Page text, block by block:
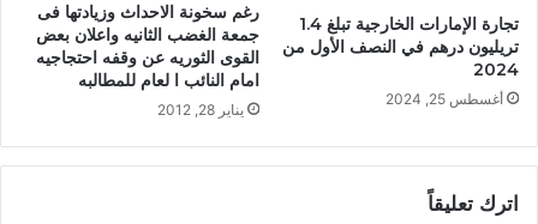
تجارة الإمارات الخارجية تبلغ 1.4
تريليون درهم في النصف الأول من
2024
أغسطس 25, 2024
رغم سخونة الاحداث وزيادتها فى
جمعة الغضب الثانيه واعلان بعض
القوى الثوريه عن وقفه احتجاجيه
امام النائب ا لعام للمطالبه
يناير 28, 2012
اترك تعليقاً